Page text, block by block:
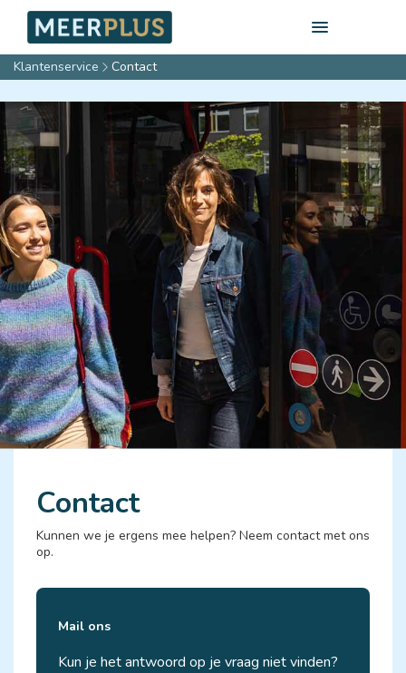
Klantenservice Contact
Contact
Kunnen we je ergens mee helpen? Neem contact met ons
op.
Mail ons
Kun je het antwoord op je vraag niet vinden?